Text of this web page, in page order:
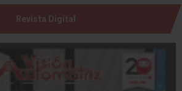
Revista Digital